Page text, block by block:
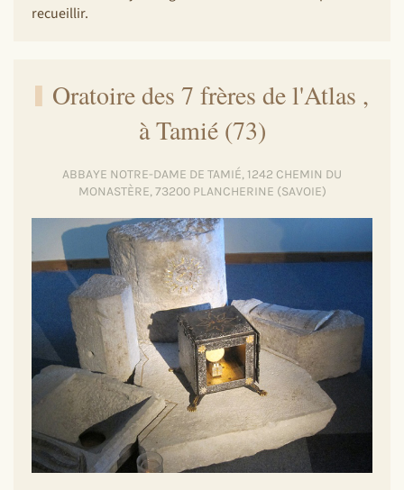
recueillir.
Oratoire des 7 frères de l'Atlas ,
à Tamié (73)
ABBAYE NOTRE-DAME DE TAMIÉ, 1242 CHEMIN DU
MONASTÈRE, 73200 PLANCHERINE (SAVOIE)